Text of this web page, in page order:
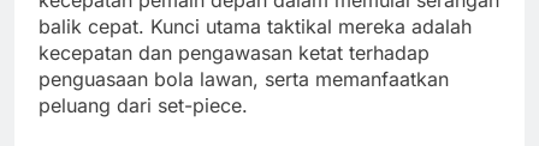
balik cepat. Kunci utama taktikal mereka adalah
kecepatan dan pengawasan ketat terhadap
penguasaan bola lawan, serta memanfaatkan
peluang dari set-piece.